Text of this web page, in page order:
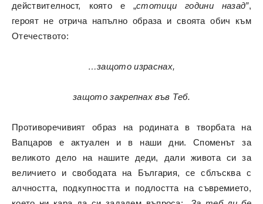
действителност, която е „стотици години назад”,
героят не отрича напълно образа и своята обич към
Отечеството:
…защото израснах,
защото закрепнах във Теб.
Противоречивият образ на родината в творбата на
Вапцаров е актуален и в наши дни. Споменът за
великото дело на нашите деди, дали живота си за
величието и свободата на България, се сблъсква с
алчността, подкупността и подлостта на съвремието,